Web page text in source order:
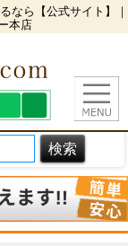
なら【公式サイト】｜
本店